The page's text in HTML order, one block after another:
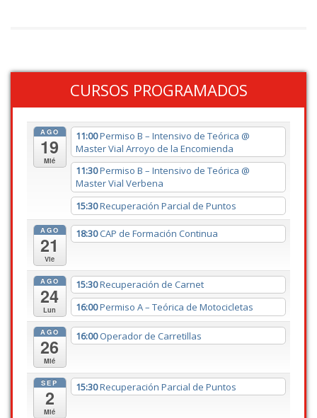
CURSOS PROGRAMADOS
AGO
19
Mié
11:00Permiso B – Intensivo de Teórica @
Master Vial Arroyo de la Encomienda
11:30Permiso B – Intensivo de Teórica @
Master Vial Verbena
15:30Recuperación Parcial de Puntos
AGO
21
Vie
18:30CAP de Formación Continua
AGO
24
Lun
15:30Recuperación de Carnet
16:00Permiso A – Teórica de Motocicletas
AGO
26
Mié
16:00Operador de Carretillas
SEP
2
Mié
15:30Recuperación Parcial de Puntos